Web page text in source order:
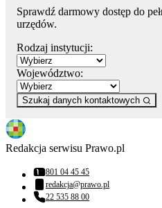
Sprawdź darmowy dostęp do
urzędów.
Rodzaj instytucji:
Województwo:
Szukaj danych kontaktowych
Redakcja serwisu Prawo.pl
Numer telefonu:
801 04 45 45
Adres email:
redakcja@prawo.pl
Numer telefonu:
22 535 88 00